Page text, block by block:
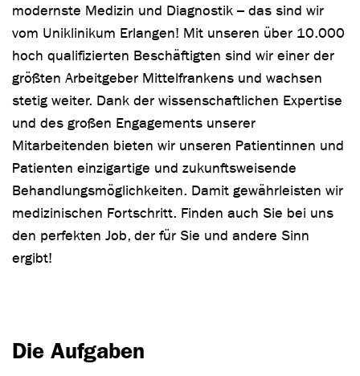
modernste Medizin und Diagnostik – das sind wir
vom Uniklinikum Erlangen! Mit unseren über 10.000
hoch qualifizierten Beschäftigten sind wir einer der
größten Arbeitgeber Mittelfrankens und wachsen
stetig weiter. Dank der wissenschaftlichen Expertise
und des großen Engagements unserer
Mitarbeitenden bieten wir unseren Patientinnen und
Patienten einzigartige und zukunftsweisende
Behandlungsmöglichkeiten. Damit gewährleisten wir
medizinischen Fortschritt. Finden auch Sie bei uns
den perfekten Job, der für Sie und andere Sinn
ergibt!
Die Aufgaben